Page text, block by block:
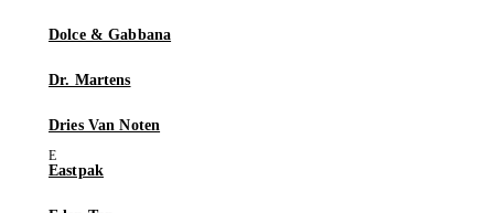
Dolce & Gabbana
Dr. Martens
Dries Van Noten
Eastpak